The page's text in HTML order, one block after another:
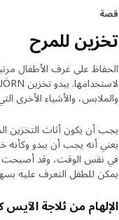
قصة
تخزين للمرح
الحفاظ على غرف الأطفال
والملابس، والأشياء الأخرى
يجب أن يكون أثاث التخزين
يعني أنه يجب أن يبدو وكأنه
يمكن للطفل التعرف عليه
الإلهام من ثلاجة الآيس